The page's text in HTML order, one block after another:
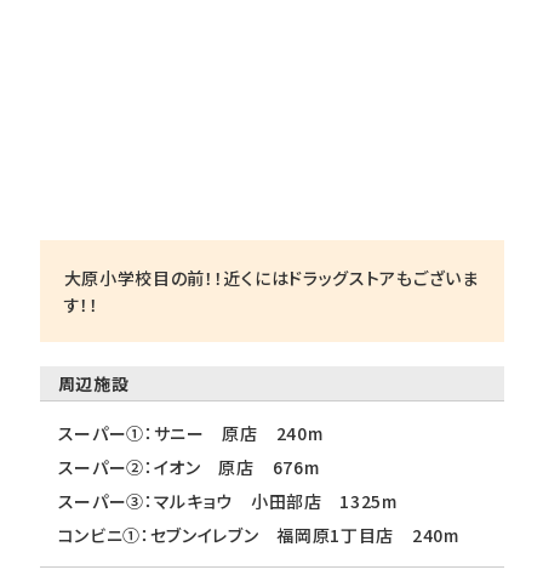
大原小学校目の前！！近くにはドラッグストアもございま
す！！
周辺施設
スーパー①：サニー 原店 240m
スーパー②：イオン 原店 676m
スーパー③：マルキョウ 小田部店 1325m
コンビニ①：セブンイレブン 福岡原1丁目店 240m